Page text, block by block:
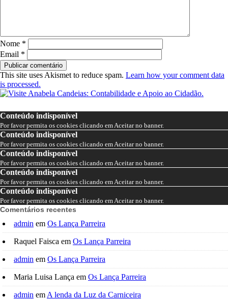
Nome *
Email *
This site uses Akismet to reduce spam. Learn how your comment data
is processed.
Conteúdo indisponível
Por favor permita os cookies clicando em Aceitar no banner.
Conteúdo indisponível
Por favor permita os cookies clicando em Aceitar no banner.
Conteúdo indisponível
Por favor permita os cookies clicando em Aceitar no banner.
Conteúdo indisponível
Por favor permita os cookies clicando em Aceitar no banner.
Conteúdo indisponível
Por favor permita os cookies clicando em Aceitar no banner.
Comentários recentes
admin em Os Lança Parreira
Raquel Faisca em Os Lança Parreira
admin em Os Lança Parreira
Maria Luisa Lança em Os Lança Parreira
admin em A lenda da Luz da Carniceira